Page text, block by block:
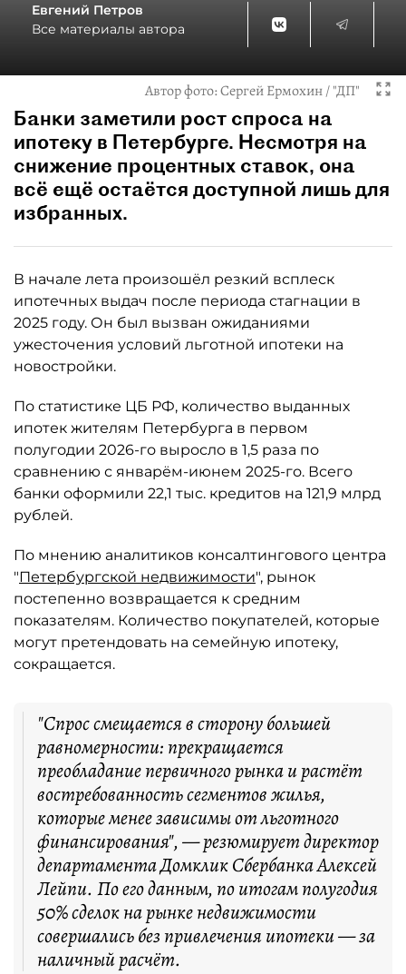
Евгений Петров
Все материалы автора
Автор фото:Сергей Ермохин / "ДП"
Банки заметили рост спроса на
ипотеку в Петербурге. Несмотря на
снижение процентных ставок, она
всё ещё остаётся доступной лишь для
избранных.
В начале лета произошёл резкий всплеск
ипотечных выдач после периода стагнации в
2025 году. Он был вызван ожиданиями
ужесточения условий льготной ипотеки на
новостройки.
По статистике ЦБ РФ, количество выданных
ипотек жителям Петербурга в первом
полугодии 2026-го выросло в 1,5 раза по
сравнению с январём-июнем 2025-го. Всего
банки оформили 22,1 тыс. кредитов на 121,9 млрд
рублей.
По мнению аналитиков консалтингового центра
"Петербургской недвижимости", рынок
постепенно возвращается к средним
показателям. Количество покупателей, которые
могут претендовать на семейную ипотеку,
сокращается.
"Спрос смещается в сторону большей
равномерности: прекращается
преобладание первичного рынка и растёт
востребованность сегментов жилья,
которые менее зависимы от льготного
финансирования", — резюмирует директор
департамента Домклик Сбербанка Алексей
Лейпи. По его данным, по итогам полугодия
50% сделок на рынке недвижимости
совершались без привлечения ипотеки — за
наличный расчёт.